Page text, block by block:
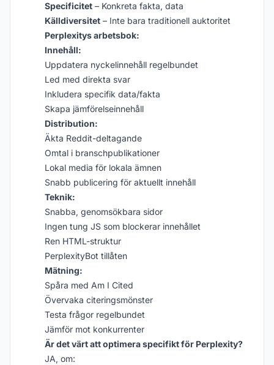
Specificitet – Konkreta fakta, data
Källdiversitet – Inte bara traditionell auktoritet
Perplexitys arbetsbok:
Innehåll:
Uppdatera nyckelinnehåll regelbundet
Led med direkta svar
Inkludera specifik data/fakta
Skapa jämförelseinnehåll
Distribution:
Äkta Reddit-deltagande
Omtal i branschpublikationer
Lokal media för lokala ämnen
Snabb publicering för aktuellt innehåll
Teknik:
Snabba, genomsökbara sidor
Ingen tung JS som blockerar innehållet
Ren HTML-struktur
PerplexityBot tillåten
Mätning:
Spåra med Am I Cited
Övervaka citeringsmönster
Testa frågor regelbundet
Jämför mot konkurrenter
Är det värt att optimera specifikt för Perplexity?
JA, om: